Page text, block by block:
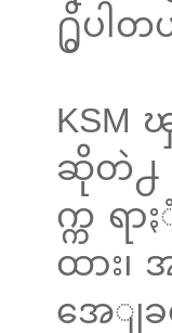
႐ွိပါတ
KSM
ဆိုတဲ႕
က္က ရ
ထား၊
အေျခ